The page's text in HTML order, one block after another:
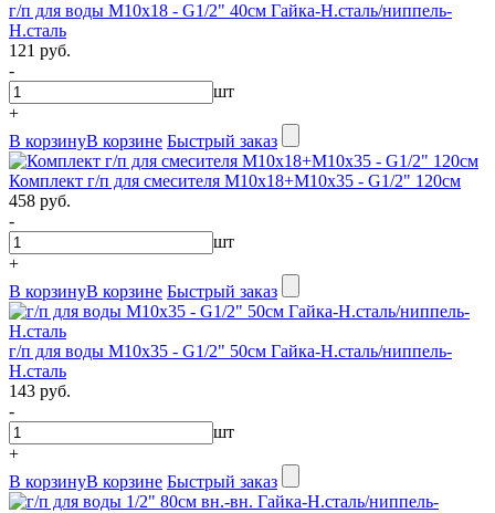
г/п для воды М10х18 - G1/2" 40см Гайка-Н.сталь/ниппель-
Н.сталь
121 руб.
-
шт
+
В корзинуВ корзине Быстрый заказ
Комплект г/п для смесителя М10х18+М10х35 - G1/2" 120см
458 руб.
-
шт
+
В корзинуВ корзине Быстрый заказ
г/п для воды М10х35 - G1/2" 50см Гайка-Н.сталь/ниппель-
Н.сталь
143 руб.
-
шт
+
В корзинуВ корзине Быстрый заказ